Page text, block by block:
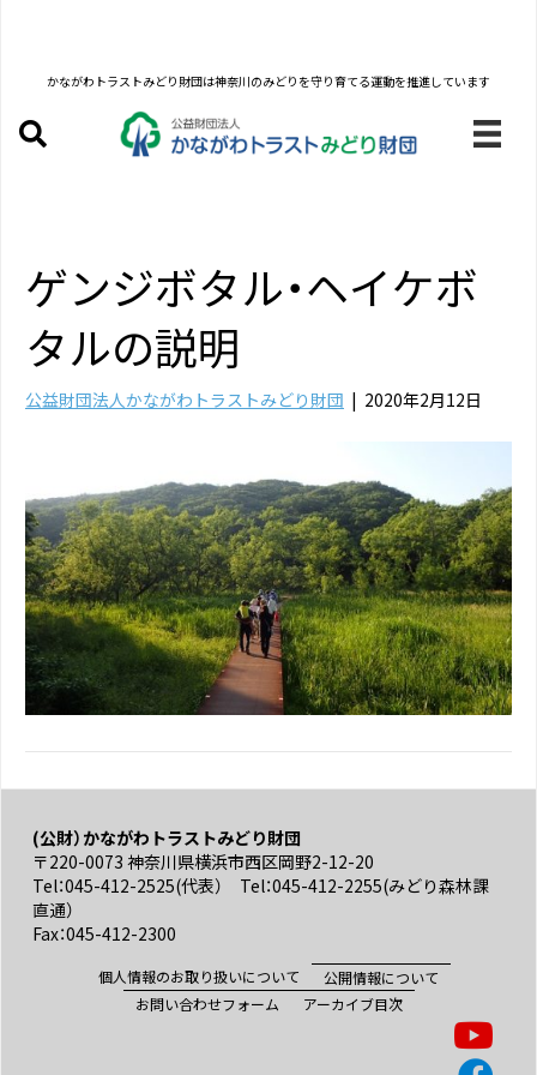
かながわトラストみどり財団は神奈川のみどりを守り育てる運動を推進しています
ゲンジボタル・ヘイケボ
タルの説明
公益財団法人かながわトラストみどり財団 | 2020年2月12日
(公財）かながわトラストみどり財団
〒220-0073 神奈川県横浜市西区岡野2-12-20
Tel：045-412-2525(代表） Tel：045-412-2255(みどり森林課
直通）
Fax：045-412-2300
個人情報のお取り扱いについて
公開情報について
お問い合わせフォーム
アーカイブ目次